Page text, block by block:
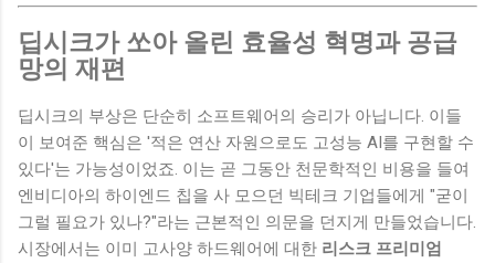
딥시크가 쏘아 올린 효율성 혁명과 공급
망의 재편
딥시크의 부상은 단순히 소프트웨어의 승리가 아닙니다. 이들
이 보여준 핵심은 '적은 연산 자원으로도 고성능 AI를 구현할 수
있다'는 가능성이었죠. 이는 곧 그동안 천문학적인 비용을 들여
엔비디아의 하이엔드 칩을 사 모으던 빅테크 기업들에게 "굳이
그럴 필요가 있나?"라는 근본적인 의문을 던지게 만들었습니다.
시장에서는 이미 고사양 하드웨어에 대한 리스크 프리미엄